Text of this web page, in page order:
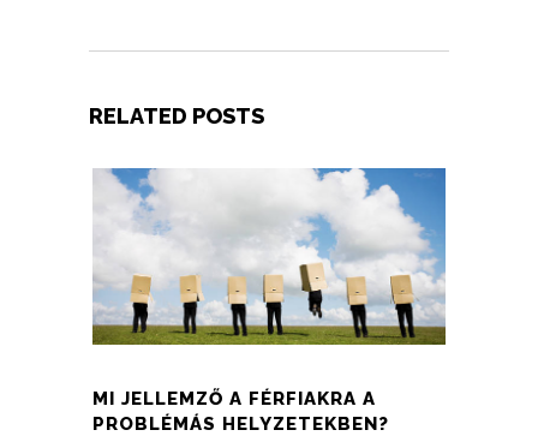
RELATED POSTS
MI JELLEMZŐ A FÉRFIAKRA A
PROBLÉMÁS HELYZETEKBEN?